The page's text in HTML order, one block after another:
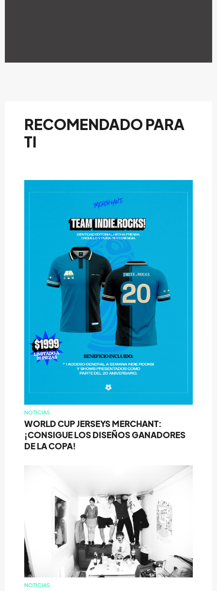
RECOMENDADO PARA
TI
NOTICIAS
WORLD CUP JERSEYS MERCHANT:
¡CONSIGUE LOS DISEÑOS GANADORES
DE LA COPA!
NOTICIAS